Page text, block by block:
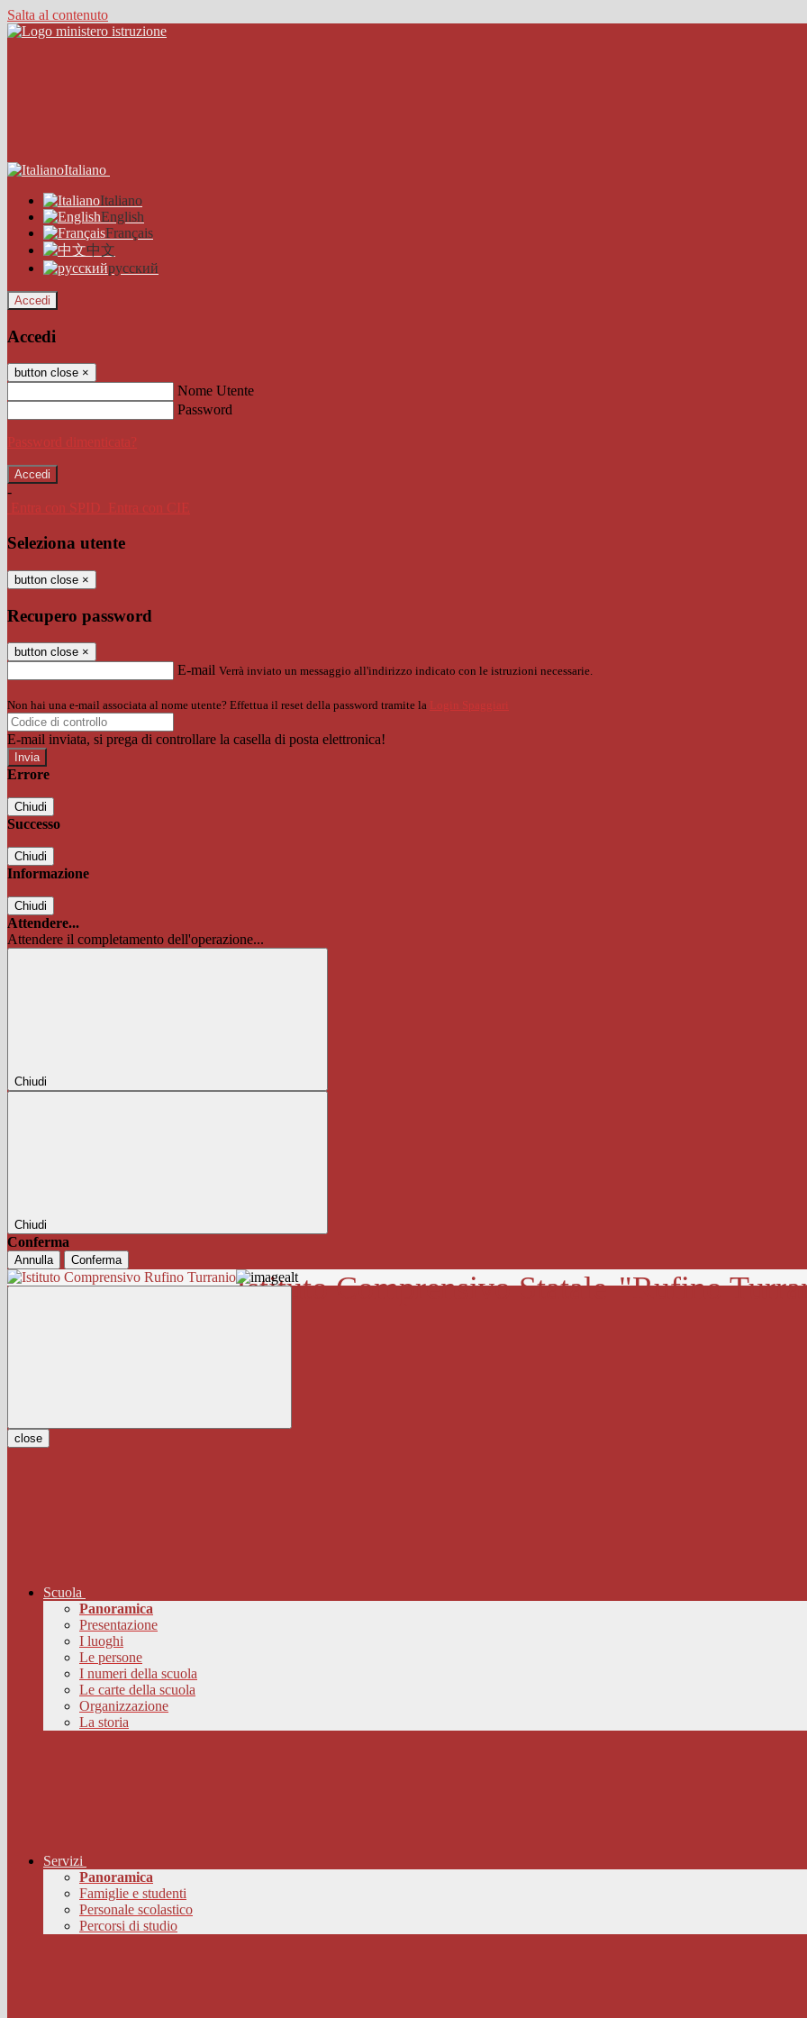
Salta al contenuto
Italiano
Italiano
English
Français
中文
русский
Accedi
Accedi
button close ×
Nome Utente
Password
Password dimenticata?
-
Entra con SPID
Entra con CIE
Seleziona utente
button close ×
Recupero password
button close ×
E-mail Verrà inviato un messaggio all'indirizzo indicato con le istruzioni necessarie.
Non hai una e-mail associata al nome utente? Effettua il reset della password tramite la Login Spaggiari
E-mail inviata, si prega di controllare la casella di posta elettronica!
Errore
Chiudi
Successo
Chiudi
Informazione
Chiudi
Attendere...
Attendere il completamento dell'operazione...
Chiudi
Chiudi
Conferma
Annulla Conferma
Istituto Comprensivo Statale"Rufino
close
Scuola
Panoramica
Presentazione
I luoghi
Le persone
I numeri della scuola
Le carte della scuola
Organizzazione
La storia
Servizi
Panoramica
Famiglie e studenti
Personale scolastico
Percorsi di studio